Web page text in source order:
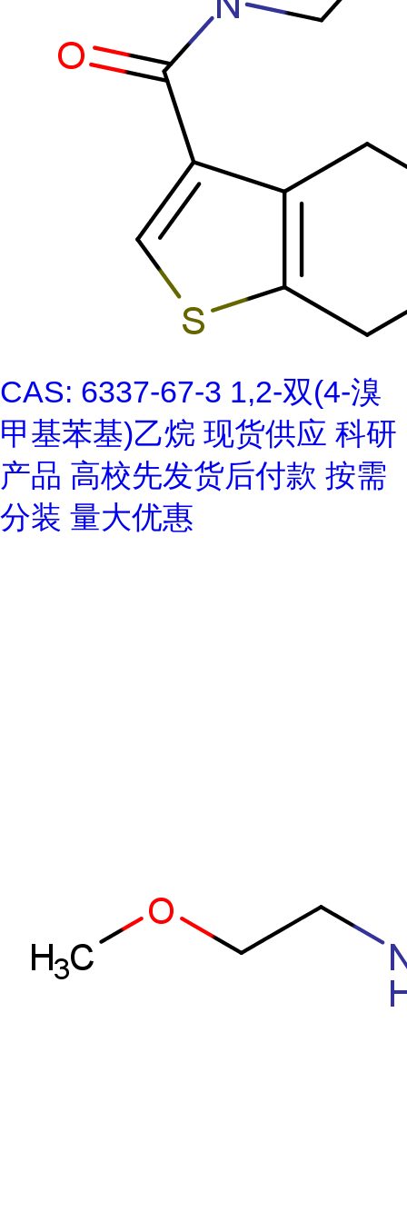
CAS: 6337-67-3 1,2-双(4-溴
甲基苯基)乙烷 现货供应 科研
产品 高校先发货后付款 按需
分装 量大优惠